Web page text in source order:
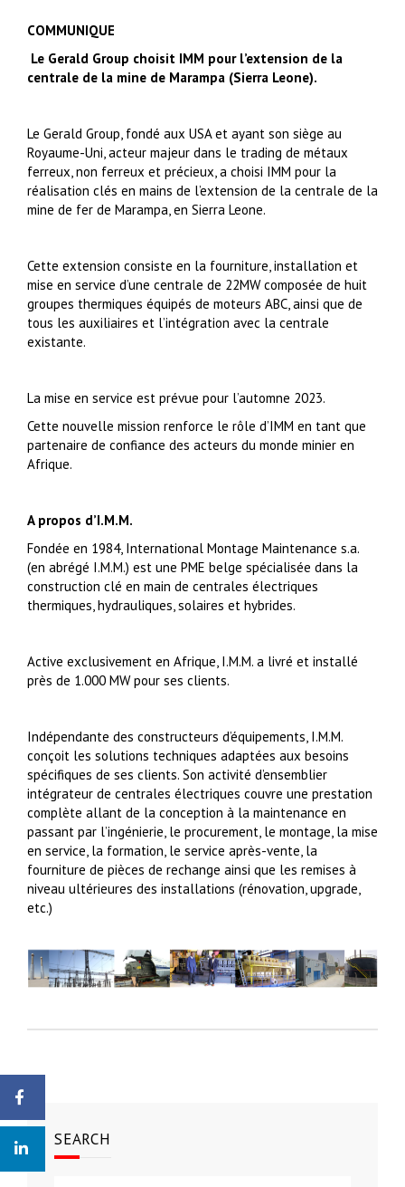
COMMUNIQUE
Le Gerald Group choisit IMM pour l’extension de la
centrale de la mine de Marampa (Sierra Leone).
Le Gerald Group, fondé aux USA et ayant son siège au
Royaume-Uni, acteur majeur dans le trading de métaux
ferreux, non ferreux et précieux, a choisi IMM pour la
réalisation clés en mains de l’extension de la centrale de la
mine de fer de Marampa, en Sierra Leone.
Cette extension consiste en la fourniture, installation et
mise en service d’une centrale de 22MW composée de huit
groupes thermiques équipés de moteurs ABC, ainsi que de
tous les auxiliaires et l’intégration avec la centrale
existante.
La mise en service est prévue pour l’automne 2023.
Cette nouvelle mission renforce le rôle d’IMM en tant que
partenaire de confiance des acteurs du monde minier en
Afrique.
A propos d’I.M.M.
Fondée en 1984, International Montage Maintenance s.a.
(en abrégé I.M.M.) est une PME belge spécialisée dans la
construction clé en main de centrales électriques
thermiques, hydrauliques, solaires et hybrides.
Active exclusivement en Afrique, I.M.M. a livré et installé
près de 1.000 MW pour ses clients.
Indépendante des constructeurs d’équipements, I.M.M.
conçoit les solutions techniques adaptées aux besoins
spécifiques de ses clients. Son activité d’ensemblier
intégrateur de centrales électriques couvre une prestation
complète allant de la conception à la maintenance en
passant par l’ingénierie, le procurement, le montage, la mise
en service, la formation, le service après-vente, la
fourniture de pièces de rechange ainsi que les remises à
niveau ultérieures des installations (rénovation, upgrade,
etc.)
SEARCH